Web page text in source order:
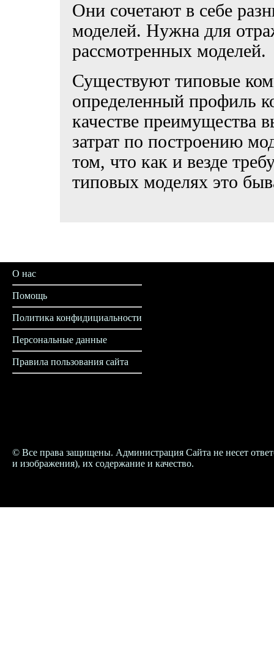
Они сочетают в себе
моделей. Нужна для
рассмотренных моделей.
Существуют типовые
определенный профиль
качестве преимущества
затрат по построению
том, что как и везде
типовых моделях это
О нас
Помощь
Политика конфидициальности
Персональные данные
Правила пользования сайта
© Все права защищены. Администрация Сайта не несет
и изображения), их содержание и качество.